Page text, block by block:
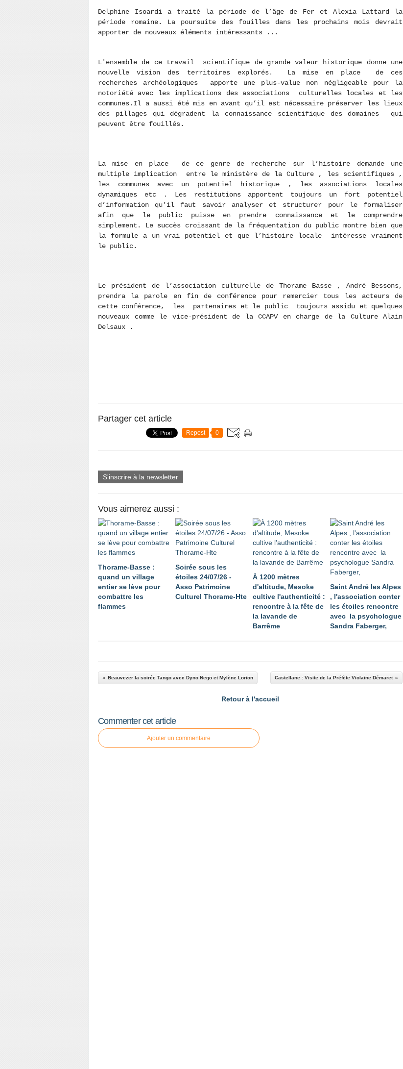
Delphine Isoardi a traité la période de l’âge de Fer et Alexia Lattard la
période romaine. La poursuite des fouilles dans les prochains mois devrait
apporter de nouveaux éléments intéressants ...
L'ensemble de ce travail scientifique de grande valeur historique donne une
nouvelle vision des territoires explorés. La mise en place de ces
recherches archéologiques apporte une plus-value non négligeable pour la
notoriété avec les implications des associations culturelles locales et les
communes.Il a aussi été mis en avant qu’il est nécessaire préserver les lieux
des pillages qui dégradent la connaissance scientifique des domaines qui
peuvent être fouillés.
La mise en place de ce genre de recherche sur l’histoire demande une
multiple implication entre le ministère de la Culture , les scientifiques ,
les communes avec un potentiel historique , les associations locales
dynamiques etc . Les restitutions apportent toujours un fort potentiel
d’information qu’il faut savoir analyser et structurer pour le formaliser
afin que le public puisse en prendre connaissance et le comprendre
simplement. Le succès croissant de la fréquentation du public montre bien que
la formule a un vrai potentiel et que l’histoire locale intéresse vraiment
le public.
Le président de l’association culturelle de Thorame Basse , André Bessons,
prendra la parole en fin de conférence pour remercier tous les acteurs de
cette conférence, les partenaires et le public toujours assidu et quelques
nouveaux comme le vice-président de la CCAPV en charge de la Culture Alain
Delsaux .
Partager cet article
Repost 0
S'inscrire à la newsletter
Vous aimerez aussi :
Thorame-Basse :
quand un village
entier se lève pour
combattre les
flammes
Soirée sous les
étoiles 24/07/26 -
Asso Patrimoine
Culturel Thorame-Hte
À 1200 mètres
d'altitude, Mesoke
cultive l'authenticité :
rencontre à la fête de
la lavande de
Barrême
Saint André les Alpes
, l'association conter
les étoiles rencontre
avec la psychologue
Sandra Faberger,
Beauvezer la soirée Tango avec Dyno Nego et Mylène Lorion Castellane : Visite de la Préfète Violaine Démaret
Retour à l'accueil
Commenter cet article
Ajouter un commentaire